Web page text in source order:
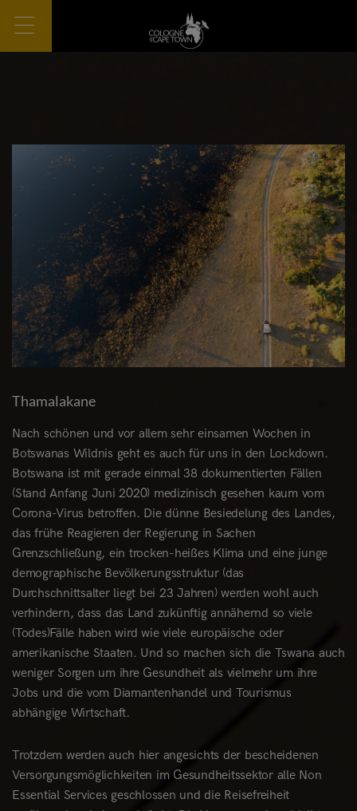
Thamalakane
Nach schönen und vor allem sehr einsamen Wochen in
Botswanas Wildnis geht es auch für uns in den Lockdown.
Botswana ist mit gerade einmal 38 dokumentierten Fällen
(Stand Anfang Juni 2020) medizinisch gesehen kaum vom
Corona-Virus betroffen. Die dünne Besiedelung des Landes,
das frühe Reagieren der Regierung in Sachen
Grenzschließung, ein trocken-heißes Klima und eine junge
demographische Bevölkerungsstruktur (das
Durchschnittsalter liegt bei 23 Jahren) werden wohl auch
verhindern, dass das Land zukünftig annähernd so viele
(Todes)Fälle haben wird wie viele europäische oder
amerikanische Staaten. Und so machen sich die Tswana auch
weniger Sorgen um ihre Gesundheit als vielmehr um ihre
Jobs und die vom Diamantenhandel und Tourismus
abhängige Wirtschaft.
Trotzdem werden auch hier angesichts der bescheidenen
Versorgungsmöglichkeiten im Gesundheitssektor alle Non
Essential Services geschlossen und die Reisefreiheit